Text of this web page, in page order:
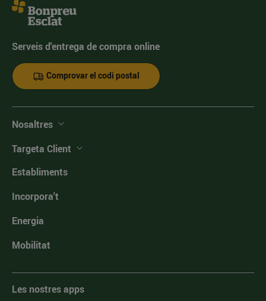
Serveis d'entrega de compra online
Comprovar el codi postal
Nosaltres
Targeta Client
Establiments
Incorpora't
Energia
Mobilitat
Les nostres apps